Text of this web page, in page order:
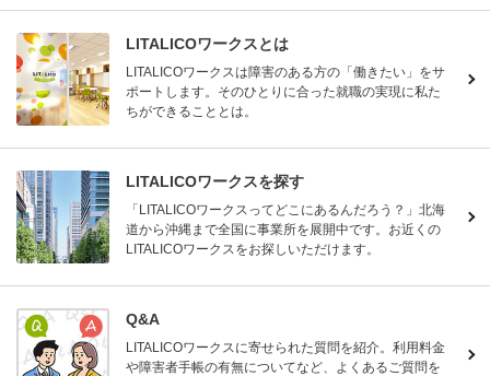
LITALICOワークスとは
LITALICOワークスは障害のある方の「働きたい」をサ
ポートします。そのひとりに合った就職の実現に私た
ちができることとは。
LITALICOワークスを探す
「LITALICOワークスってどこにあるんだろう？」北海
道から沖縄まで全国に事業所を展開中です。お近くの
LITALICOワークスをお探しいただけます。
Q&A
LITALICOワークスに寄せられた質問を紹介。利用料金
や障害者手帳の有無についてなど、よくあるご質問を